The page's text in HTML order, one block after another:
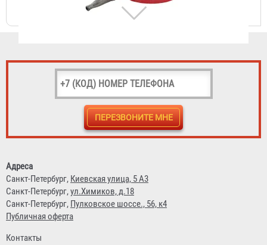
Рукав пожарный "Типа Латекс" РПМ(П)-65-1,6-М-УХЛ1
Адреса
Санкт-Петербург, Киевская улица, 5 А3
Санкт-Петербург,ул.Химиков, д.18
Санкт-Петербург, Пулковское шоссе., 56, к4
Публичная оферта
Контакты